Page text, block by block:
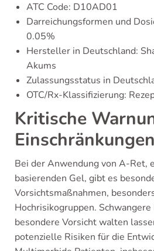
ATC Code: D10AD01
Darreichungsformen und
0.05%
Hersteller in Deutschland:
Akums
Zulassungsstatus in
OTC/Rx-Klassifizierung:
Kritische
Einschränkungen
Bei der Anwendung von A-Ret,
basierenden Gel, gibt es
Vorsichtsmaßnahmen,
Hochrisikogruppen.
besondere Vorsicht walten
potenzielle Risiken für die